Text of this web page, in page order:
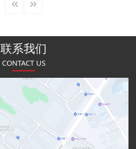
联系我们
CONTACT US